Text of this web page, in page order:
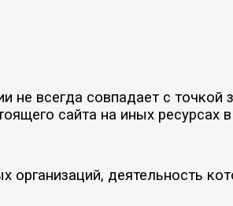
всегда совпадает с точкой
сайта на иных ресурсах
деятельность